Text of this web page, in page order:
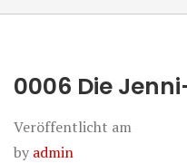
0006 Die
Veröffentlicht am
by admin